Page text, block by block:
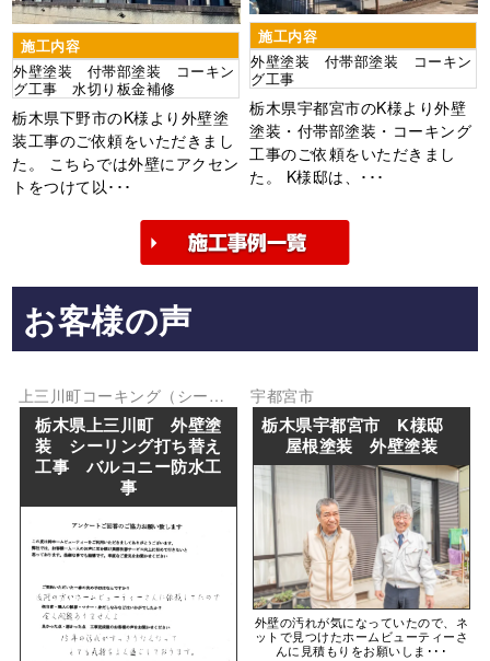
施工内容
外壁塗装 付帯部塗装 コーキン
グ工事 水切り板金補修
栃木県下野市のK様より外壁塗
装工事のご依頼をいただきまし
た。 こちらでは外壁にアクセン
トをつけて以･･･
施工内容
外壁塗装 付帯部塗装 コーキン
グ工事
栃木県宇都宮市のK様より外壁
塗装・付帯部塗装・コーキング
工事のご依頼をいただきまし
た。 K様邸は、･･･
お客様の声
上三川町コーキング（シーリ
ング）ベランダ防水
外壁塗装
防水工事
栃木県上三川町 外壁塗
装 シーリング打ち替え
工事 バルコニー防水工
事
宇都宮市
栃木県宇都宮市 K様邸
屋根塗装 外壁塗装
外壁の汚れが気になっていたので、ネ
ットで見つけたホームビューティーさ
んに見積もりをお願いしま･･･